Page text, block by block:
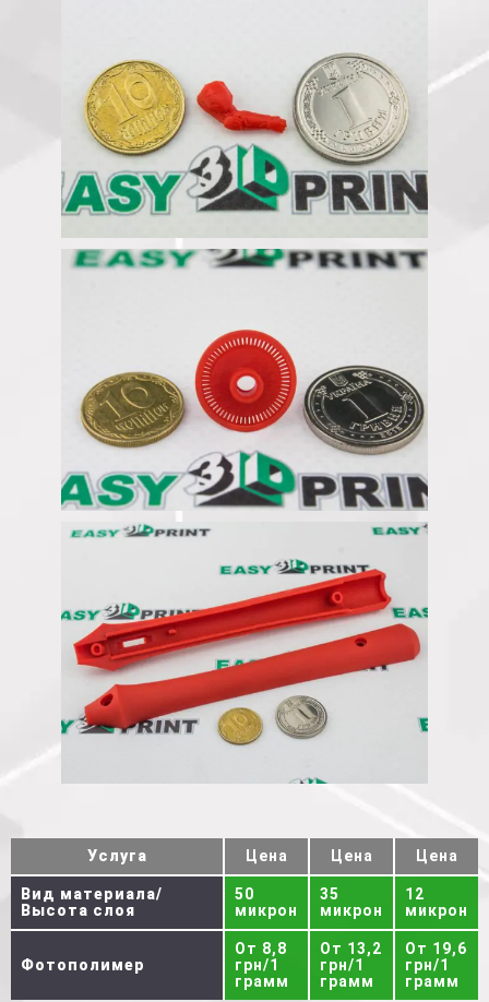
Услуга Цена Цена Цена
Вид материала/
Высота слоя
50
микрон
35
микрон
12
микрон
Фотополимер
От 8,8
грн/1
грамм
От 13,2
грн/1
грамм
От 19,6
грн/1
грамм